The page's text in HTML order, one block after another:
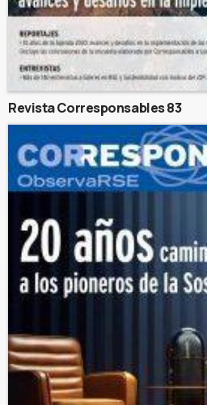
Revista Corresponsables 83